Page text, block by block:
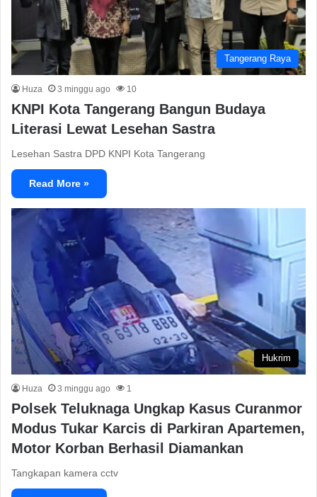
Tangerang Raya
Huza 3 minggu ago 10
KNPI Kota Tangerang Bangun Budaya
Literasi Lewat Lesehan Sastra
Lesehan Sastra DPD KNPI Kota Tangerang
Read More »
Hukrim
Huza 3 minggu ago 1
Polsek Teluknaga Ungkap Kasus Curanmor
Modus Tukar Karcis di Parkiran Apartemen,
Motor Korban Berhasil Diamankan
Tangkapan kamera cctv